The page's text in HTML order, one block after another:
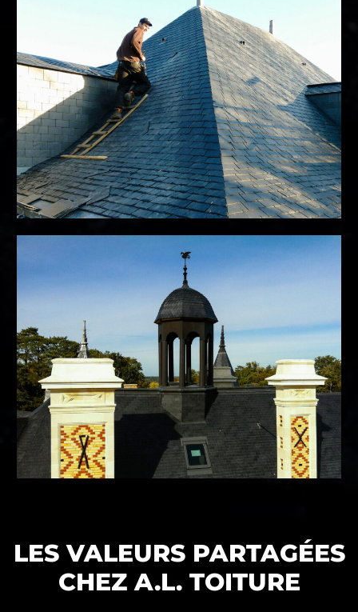
LES VALEURS PARTAGÉES
CHEZ A.L. TOITURE